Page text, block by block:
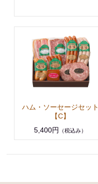
ハム・ソーセージセット
【C】
5,400円
（税込み）